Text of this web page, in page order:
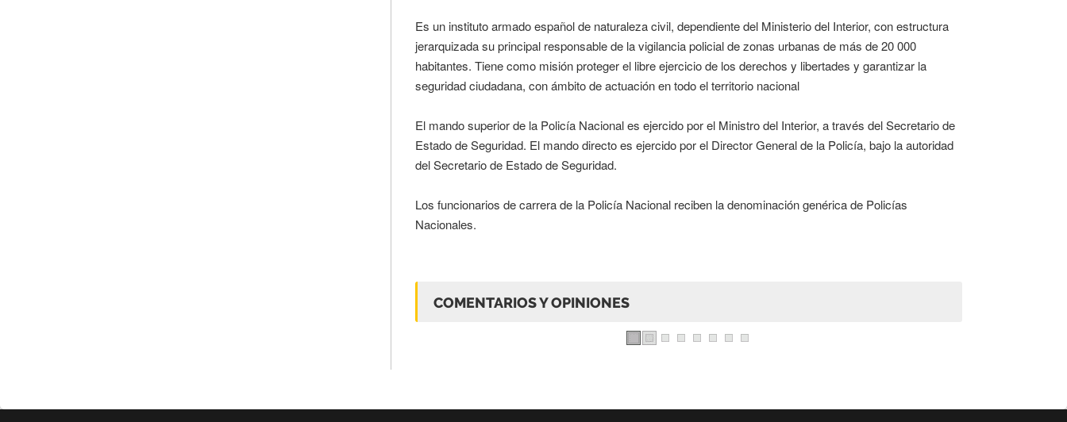
Es un instituto armado español de naturaleza civil, dependiente del Ministerio del Interior, con estructura
jerarquizada su principal responsable de la vigilancia policial de zonas urbanas de más de 20 000
habitantes. Tiene como misión proteger el libre ejercicio de los derechos y libertades y garantizar la
seguridad ciudadana, con ámbito de actuación en todo el territorio nacional
El mando superior de la Policía Nacional es ejercido por el Ministro del Interior, a través del Secretario de
Estado de Seguridad. El mando directo es ejercido por el Director General de la Policía, bajo la autoridad
del Secretario de Estado de Seguridad.
Los funcionarios de carrera de la Policía Nacional reciben la denominación genérica de Policías
Nacionales.
COMENTARIOS Y OPINIONES